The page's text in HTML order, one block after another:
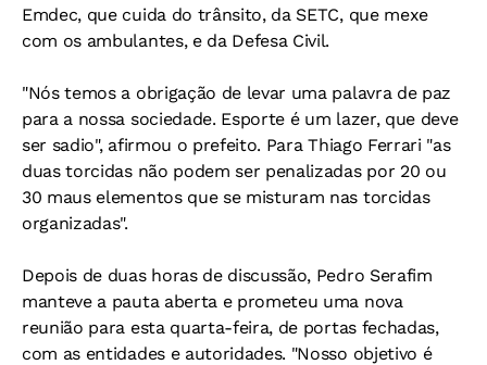
Emdec, que cuida do trânsito, da SETC, que mexe
com os ambulantes, e da Defesa Civil.
"Nós temos a obrigação de levar uma palavra de paz
para a nossa sociedade. Esporte é um lazer, que deve
ser sadio", afirmou o prefeito. Para Thiago Ferrari "as
duas torcidas não podem ser penalizadas por 20 ou
30 maus elementos que se misturam nas torcidas
organizadas".
Depois de duas horas de discussão, Pedro Serafim
manteve a pauta aberta e prometeu uma nova
reunião para esta quarta-feira, de portas fechadas,
com as entidades e autoridades. "Nosso objetivo é